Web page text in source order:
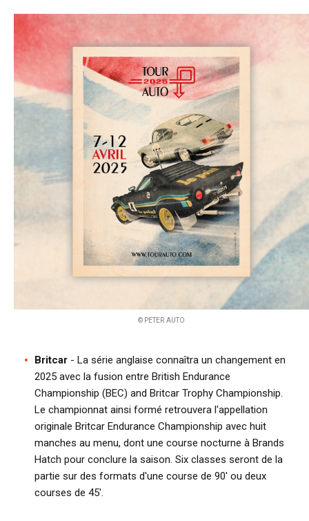
© PETER AUTO
Britcar - La série anglaise connaîtra un changement en
2025 avec la fusion entre British Endurance
Championship (BEC) and Britcar Trophy Championship.
Le championnat ainsi formé retrouvera l'appellation
originale Britcar Endurance Championship avec huit
manches au menu, dont une course nocturne à Brands
Hatch pour conclure la saison. Six classes seront de la
partie sur des formats d'une course de 90' ou deux
courses de 45'.